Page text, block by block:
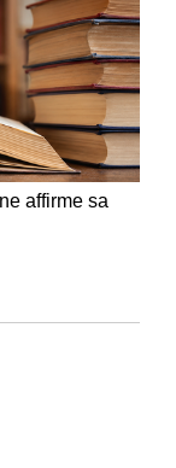
affirme sa